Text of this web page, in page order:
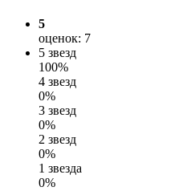
5
оценок: 7
5 звезд
100%
4 звезд
0%
3 звезд
0%
2 звезд
0%
1 звезда
0%